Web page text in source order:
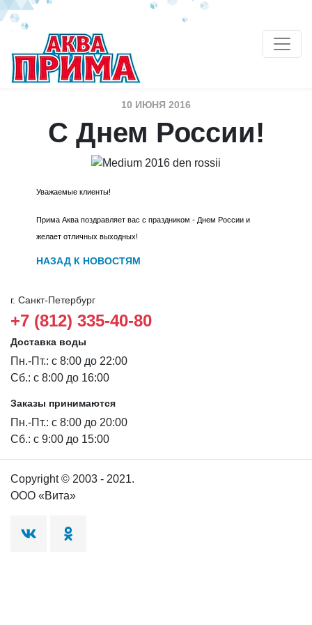
10 ИЮНЯ 2016
С Днем России!
Уважаемые клиенты!
Прима Аква поздравляет вас с праздником - Днем России и
желает отличных выходных!
НАЗАД К НОВОСТЯМ
г. Санкт-Петербург
+7 (812) 335-40-80
Доставка воды
Пн.-Пт.: с 8:00 до 22:00
Сб.: с 8:00 до 16:00
Заказы принимаются
Пн.-Пт.: с 8:00 до 20:00
Сб.: с 9:00 до 15:00
Copyright © 2003 - 2021.
ООО «Вита»